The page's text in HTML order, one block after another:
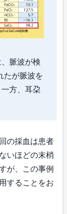
脈波が検
たが脈波を
方、耳朶
の採血は患者
いほどの末梢
が、この事例
することをお